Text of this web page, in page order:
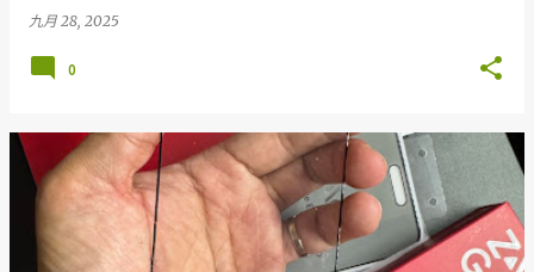
九月 28, 2025
0